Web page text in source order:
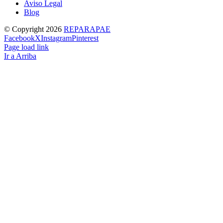
Aviso Legal
Blog
© Copyright 2026 REPARAPAE
FacebookXInstagramPinterest
Page load link
Ir a Arriba